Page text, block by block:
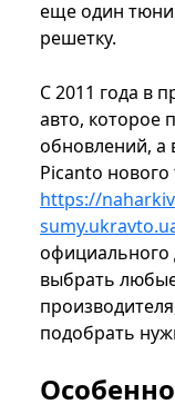
еще один
решетку.
С 2011 года в
авто, которое
обновлений, а
Picanto
https://
официального
выбрать
подобрать